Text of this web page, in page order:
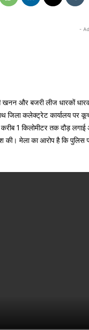
-
और बजरी लीज धारकों
जिला कलेक्ट्रेट कार्यालय पर
1 किलोमीटर तक दौड़
की। मेला का आरोप है कि पुलिस